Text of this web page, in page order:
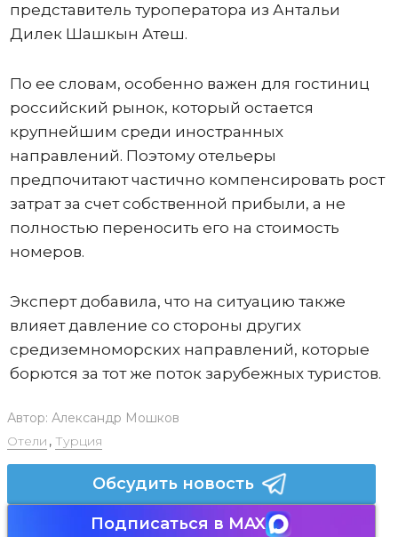
представитель туроператора из Антальи
Дилек Шашкын Атеш.
По ее словам, особенно важен для гостиниц
российский рынок, который остается
крупнейшим среди иностранных
направлений. Поэтому отельеры
предпочитают частично компенсировать рост
затрат за счет собственной прибыли, а не
полностью переносить его на стоимость
номеров.
Эксперт добавила, что на ситуацию также
влияет давление со стороны других
средиземноморских направлений, которые
борются за тот же поток зарубежных туристов.
Автор: Александр Мошков
Отели , Турция
Обсудить новость
Подписаться в MAX